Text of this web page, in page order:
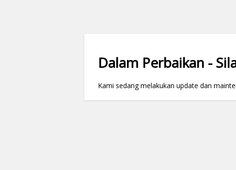
Dalam Perbaikan -
Kami sedang melakukan update dan